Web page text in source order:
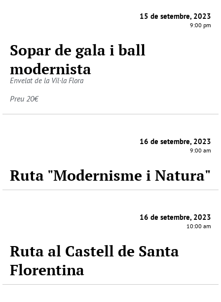
15 de setembre, 2023
9:00 pm
Sopar de gala i ball
modernista
Envelat de la Vil·la Flora
Preu 20€
16 de setembre, 2023
9:00 am
Ruta "Modernisme i Natura"
16 de setembre, 2023
10:00 am
Ruta al Castell de Santa
Florentina